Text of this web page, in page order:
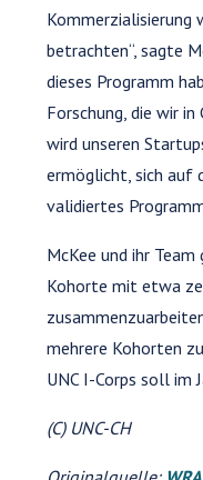
Kommerzialisierung
betrachten“, sagte
dieses Programm
Forschung, die wir in
wird unseren
ermöglicht, sich auf
validiertes
McKee und ihr
Kohorte mit etwa
mehrere Kohorten
UNC I-Corps soll im
(C) UNC-CH